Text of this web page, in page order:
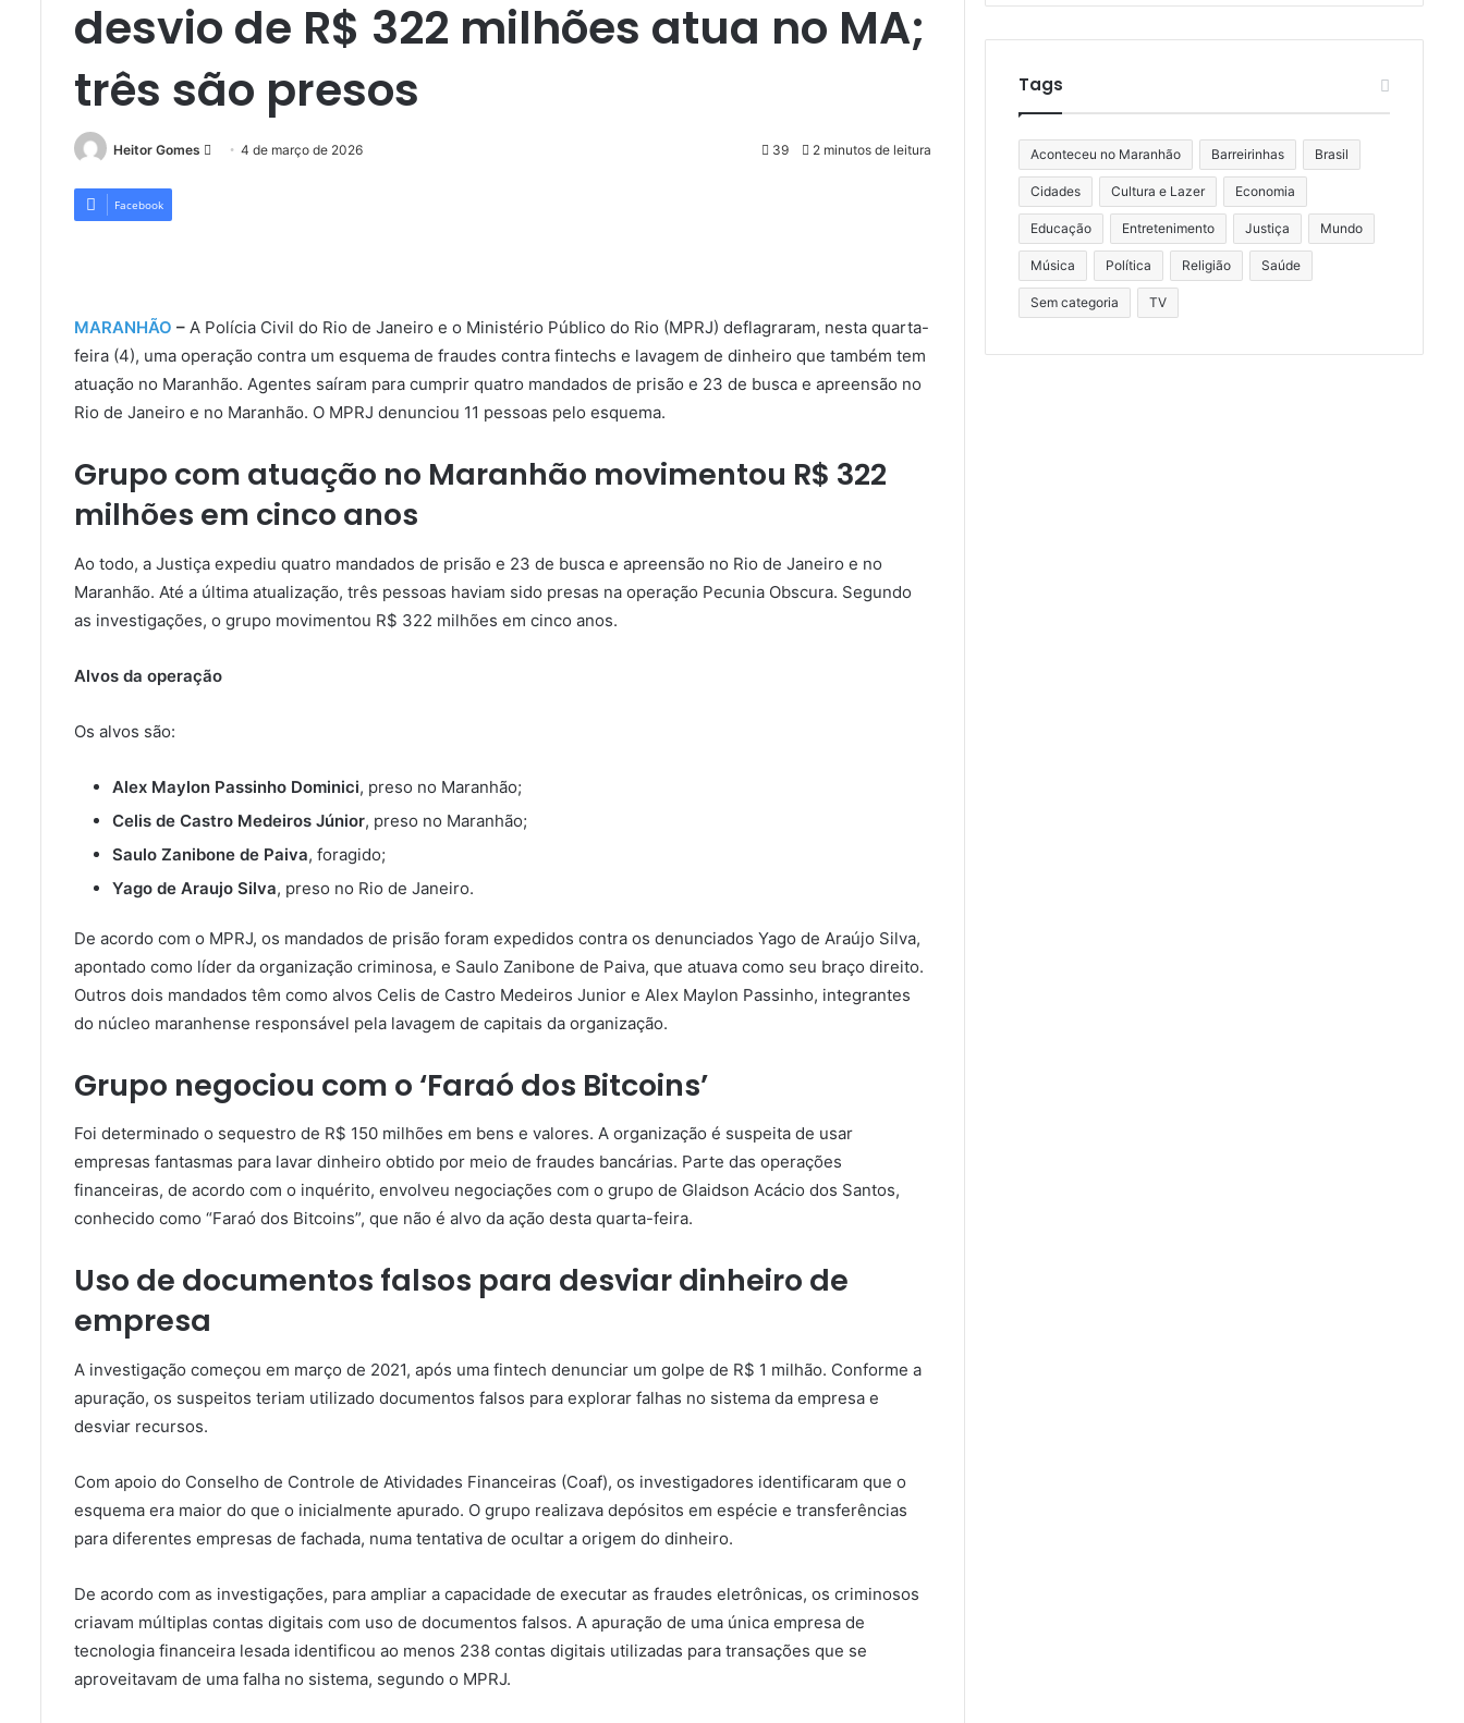
desvio de R$ 322 milhões atua no MA;
três são presos
Heitor Gomes
Mande4 de março de 2026 39 2 minutos de leitura
Facebook
MARANHÃO – A Polícia Civil do Rio de Janeiro e o Ministério Público do Rio (MPRJ) deflagraram, nesta quarta-
feira (4), uma operação contra um esquema de fraudes contra fintechs e lavagem de dinheiro que também tem
atuação no Maranhão. Agentes saíram para cumprir quatro mandados de prisão e 23 de busca e apreensão no
Rio de Janeiro e no Maranhão. O MPRJ denunciou 11 pessoas pelo esquema.
Grupo com atuação no Maranhão movimentou R$ 322
milhões em cinco anos
Ao todo, a Justiça expediu quatro mandados de prisão e 23 de busca e apreensão no Rio de Janeiro e no
Maranhão. Até a última atualização, três pessoas haviam sido presas na operação Pecunia Obscura. Segundo
as investigações, o grupo movimentou R$ 322 milhões em cinco anos.
Alvos da operação
Os alvos são:
Alex Maylon Passinho Dominici, preso no Maranhão;
Celis de Castro Medeiros Júnior, preso no Maranhão;
Saulo Zanibone de Paiva, foragido;
Yago de Araujo Silva, preso no Rio de Janeiro.
De acordo com o MPRJ, os mandados de prisão foram expedidos contra os denunciados Yago de Araújo Silva,
apontado como líder da organização criminosa, e Saulo Zanibone de Paiva, que atuava como seu braço direito.
Outros dois mandados têm como alvos Celis de Castro Medeiros Junior e Alex Maylon Passinho, integrantes
do núcleo maranhense responsável pela lavagem de capitais da organização.
Grupo negociou com o ‘Faraó dos Bitcoins’
Foi determinado o sequestro de R$ 150 milhões em bens e valores. A organização é suspeita de usar
empresas fantasmas para lavar dinheiro obtido por meio de fraudes bancárias. Parte das operações
financeiras, de acordo com o inquérito, envolveu negociações com o grupo de Glaidson Acácio dos Santos,
conhecido como “Faraó dos Bitcoins”, que não é alvo da ação desta quarta-feira.
Uso de documentos falsos para desviar dinheiro de
empresa
A investigação começou em março de 2021, após uma fintech denunciar um golpe de R$ 1 milhão. Conforme a
apuração, os suspeitos teriam utilizado documentos falsos para explorar falhas no sistema da empresa e
desviar recursos.
Com apoio do Conselho de Controle de Atividades Financeiras (Coaf), os investigadores identificaram que o
esquema era maior do que o inicialmente apurado. O grupo realizava depósitos em espécie e transferências
para diferentes empresas de fachada, numa tentativa de ocultar a origem do dinheiro.
De acordo com as investigações, para ampliar a capacidade de executar as fraudes eletrônicas, os criminosos
criavam múltiplas contas digitais com uso de documentos falsos. A apuração de uma única empresa de
tecnologia financeira lesada identificou ao menos 238 contas digitais utilizadas para transações que se
aproveitavam de uma falha no sistema, segundo o MPRJ.
Tags
Aconteceu no Maranhão Barreirinhas Brasil
Cidades Cultura e Lazer Economia
Educação Entretenimento Justiça Mundo
Música Política Religião Saúde
Sem categoria TV